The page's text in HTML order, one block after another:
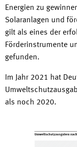
Energien zu
Solaranlagen und
gilt als eines der
Förderinstrumente
gefunden.
Im Jahr 2021 hat
als noch 2020.